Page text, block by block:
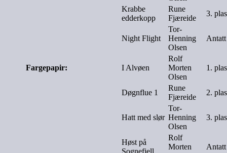
Krabbe
edderkopp
Rune
Fjæreide
3.
Night Flight
Tor-
Henning
Olsen
Antatt
Fargepapir: I Alvøen
Rolf
Morten
Olsen
1.
Døgnflue 1
Rune
Fjæreide
2.
Hatt med slør
Tor-
Henning
Olsen
3.
Høst på
Sognefjell
Rolf
Morten
Antatt